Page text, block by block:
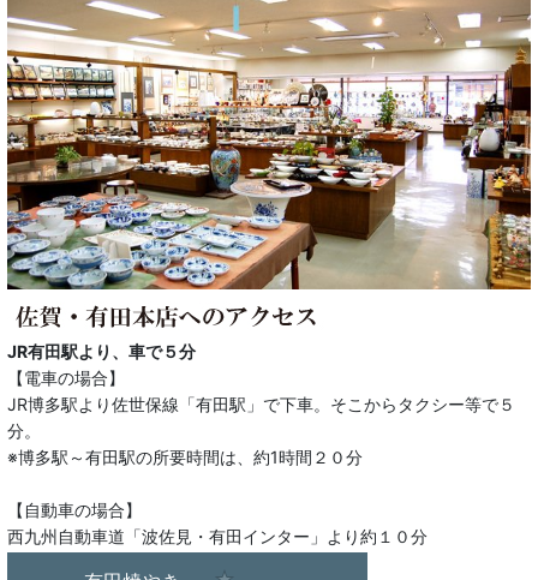
JR有田駅より、車で５分
【電車の場合】
JR博多駅より佐世保線「有田駅」で下車。そこからタクシー等で５
分。
※博多駅～有田駅の所要時間は、約1時間２０分
【自動車の場合】
西九州自動車道「波佐見・有田インター」より約１０分